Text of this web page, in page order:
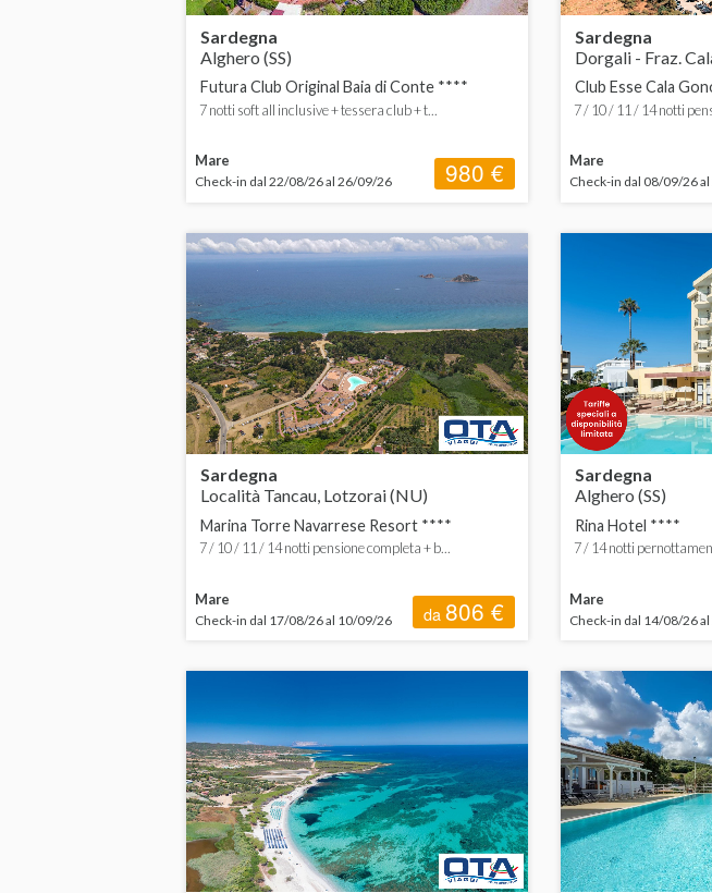
Sardegna
Alghero (SS)
Futura Club Original Baia di Conte ****
7 notti soft all inclusive + tessera club + t...
Mare
Check-in dal 22/08/26 al 26/09/26 980 €
Sardegna
Dorgali - Fraz.
Club Esse Cala
7 / 10 / 11 / 14 notti
Mare
Check-in dal 08/09/26
Sardegna
Località Tancau, Lotzorai (NU)
Marina Torre Navarrese Resort ****
7 / 10 / 11 / 14 notti pensione completa + b...
Mare
Check-in dal 17/08/26 al 10/09/26 da806 €
Sardegna
Alghero (SS)
Rina Hotel ****
7 / 14 notti
Mare
Check-in dal 14/08/26